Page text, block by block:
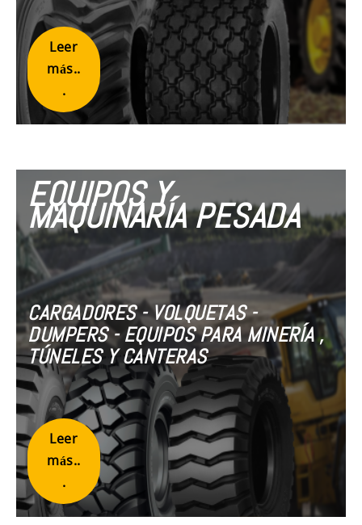
Leer
más..
.
EQUIPOS Y
MAQUINARÍA PESADA
CARGADORES - VOLQUETAS -
DUMPERS - EQUIPOS PARA MINERÍA ,
TÚNELES Y CANTERAS
Leer
más..
.